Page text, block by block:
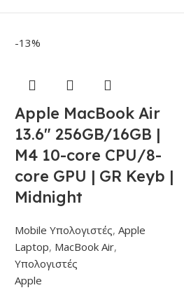
-13%
Apple MacBook Air
13.6″ 256GB/16GB |
M4 10-core CPU/8-
core GPU | GR Keyb |
Midnight
Mobile Υπολογιστές, Apple
Laptop, MacBook Air,
Υπολογιστές
Apple